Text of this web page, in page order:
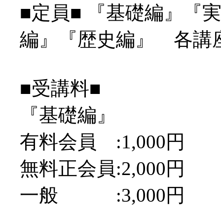
■定員■ 『基礎編』『
編』『歴史編』 各講
■受講料■
『基礎編』
有料会員 :1,000円
無料正会員:2,000円
一般 :3,000円